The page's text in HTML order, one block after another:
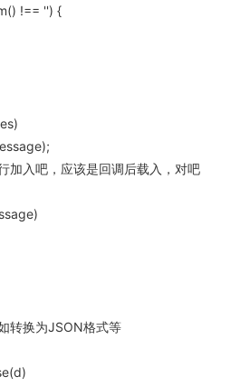
!== '') {
加入吧，应该是回调后载入，对吧
转换为JSON格式等